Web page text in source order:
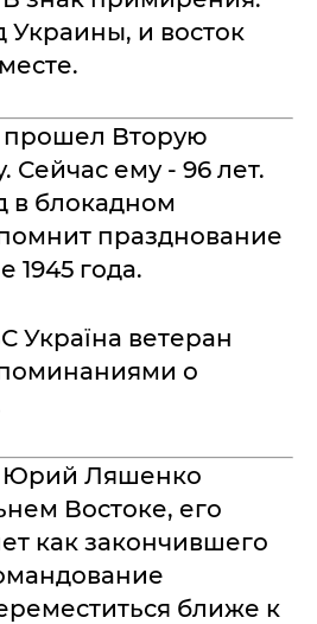
Украины, и восток
Вторую
Сейчас ему - 96 лет.
в блокадном
празднование
1945 года.
Україна ветеран
о
Юрий Ляшенко
Востоке, его
как закончившего
ближе к